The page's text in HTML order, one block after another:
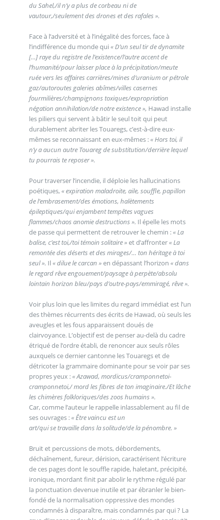
du Sahel,/il n’y a plus de corbeau ni de
vautour,/seulement des drones et des rafales ».
Face à l’adversité et à l’inégalité des forces, face à
l’indifférence du monde qui « D’un seul tir de dynamite
[…] raye du registre de l’existence/l’autre accent de
l’humanité/pour laisser place à la précipitation/meute
ruée vers les affaires carrières/mines d’uranium or pétrole
gaz/autoroutes galeries abîmes/villes casernes
fourmilières/champignons toxiques/expropriation
négation annihilation/de notre existence », Hawad installe
les piliers qui servent à bâtir le seul toit qui peut
durablement abriter les Touaregs, c’est-à-dire eux-
mêmes se reconnaissant en eux-mêmes :« Hors toi, il
n’y a aucun autre Touareg de substitution/derrière lequel
tu pourrais te reposer ».
Pour traverser l’incendie, il déploie les hallucinations
poétiques, « expiration maladroite, aile, souffle, papillon
de l’embrasement/des émotions, halètements
épileptiques/qui enjambent tempêtes vagues
flammes/chaos anomie destructions ». Il épelle les mots
de passe qui permettent de retrouver le chemin :« La
balise, c’est toi,/toi témoin solitaire »et d’affronter« La
remontée des déserts et des mirages/… ton héritage à toi
seul ». Il « dilue le carcan »en dépassant l’horizon « dans
le regard rêve engouement/paysage à perpète/absolu
lointain horizon bleu/pays d’outre-pays/emmiragé, rêve ».
Voir plus loin que les limites du regard immédiat est l’un
des thèmes récurrents des écrits de Hawad, où seuls les
aveugles et les fous apparaissent doués de
clairvoyance. L’objectif est de penser au-delà du cadre
étriqué de l’ordre établi, de renoncer aux seuls rôles
auxquels ce dernier cantonne les Touaregs et de
détricoter la grammaire dominante pour se voir par ses
propres yeux :« Azawad, mordicus/cramponnetoi-
cramponnetoi,/ mord les fibres de ton imaginaire./Et lâche
les chimères folkloriques/des zoos humains ».
Car, comme l’auteur le rappelle inlassablement au fil de
ses ouvrages :« Être vaincu est un
art/qui se travaille dans la solitude/de la pénombre. »
Bruit et percussions de mots, débordements,
déchaînement, fureur, dérision, caractérisent l’écriture
de ces pages dont le souffle rapide, haletant, précipité,
ironique, mordant finit par abolir le rythme régulé par
la ponctuation devenue inutile et par ébranler le bien-
fondé de la normalisation oppressive des mondes
condamnés à disparaître, mais condamnés par qui ? La